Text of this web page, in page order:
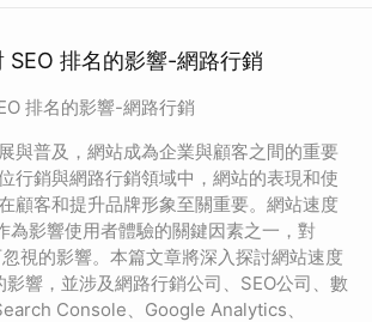
SEO 排名的影響-網路行銷
排名的影響-網路行銷
與普及，網站成為企業與顧客之間的重要
行銷與網路行銷領域中，網站的表現和使
顧客和提升品牌形象至關重要。網站速度
為影響使用者體驗的關鍵因素之一，對
視的影響。本篇文章將深入探討網站速度
影響，並涉及網路行銷公司、SEO公司、數
Console、Google Analytics、